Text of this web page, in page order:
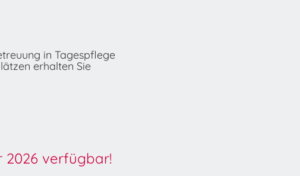
in Tagespflege
erhalten Sie
2026 verfügbar!